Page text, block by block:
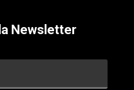
Newsletter